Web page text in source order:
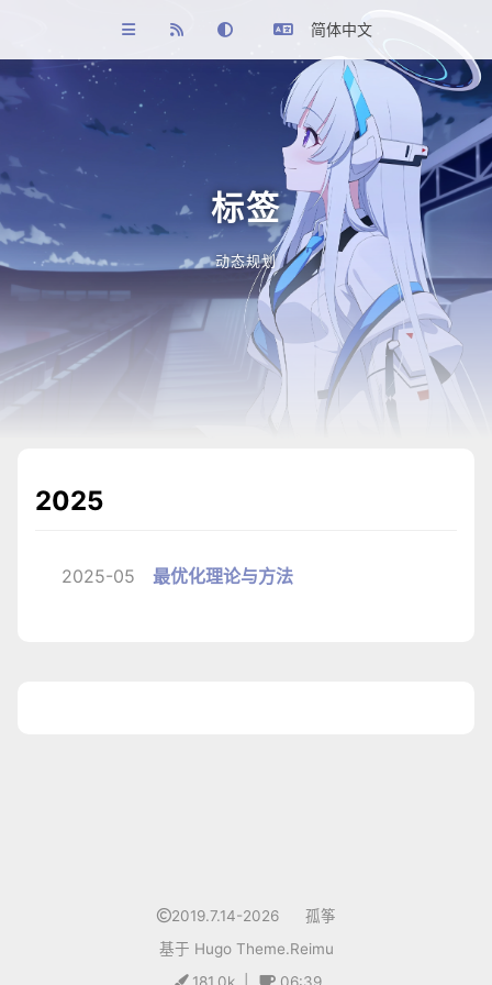
简体中文
标签
动态规划
2025
2025-05 最优化理论与方法
2019.7.14-2026
孤筝
基于 HugoTheme.Reimu